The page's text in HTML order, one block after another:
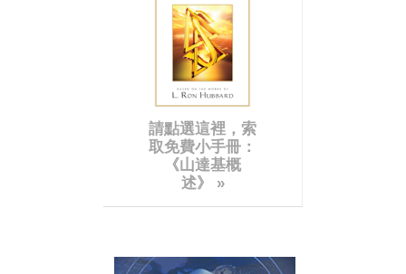
請點選這裡，索
取免費小手冊：
《山達基概
述》
»